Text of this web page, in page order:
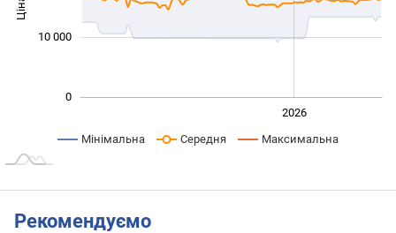
Ціна
0
10 000
2026
Мінімальна Середня Максимальна
Рекомендуємо